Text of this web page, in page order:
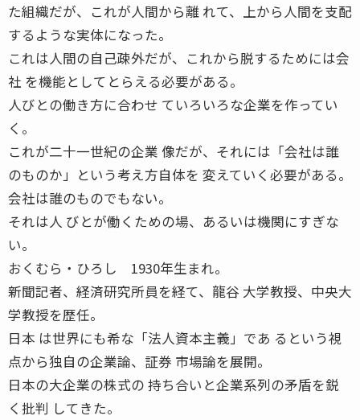
た組織だが、これが人間から離 れて、上から人間を支配
するような実体になった。
これは人間の自己疎外だが、これから脱するためには会
社 を機能としてとらえる必要がある。
人びとの働き方に合わせ ていろいろな企業を作ってい
く。
これが二十一世紀の企業 像だが、それには「会社は誰
のものか」という考え方自体を 変えていく必要がある。
会社は誰のものでもない。
それは人 びとが働くための場、あるいは機関にすぎな
い。
おくむら・ひろし 1930年生まれ。
新聞記者、経済研究所員を経て、龍谷 大学教授、中央大
学教授を歴任。
日本 は世界にも希な「法人資本主義」であ るという視
点から独自の企業論、証券 市場論を展開。
日本の大企業の株式の 持ち合いと企業系列の矛盾を鋭
く批判 してきた。